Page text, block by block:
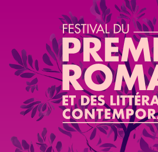
Aller au contenu principal